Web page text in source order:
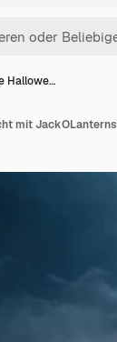
Hallowe…
mit JackOLanterns